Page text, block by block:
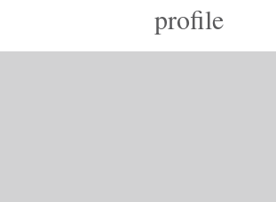
profile